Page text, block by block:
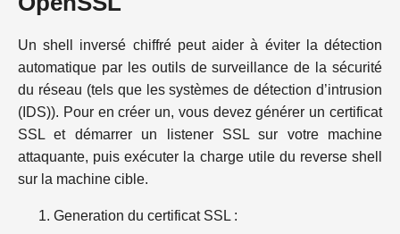
Un shell inversé chiffré peut aider à éviter la détection
automatique par les outils de surveillance de la sécurité
du réseau (tels que les systèmes de détection d’intrusion
(IDS)). Pour en créer un, vous devez générer un certificat
SSL et démarrer un listener SSL sur votre machine
attaquante, puis exécuter la charge utile du reverse shell
sur la machine cible.
Generation du certificat SSL :